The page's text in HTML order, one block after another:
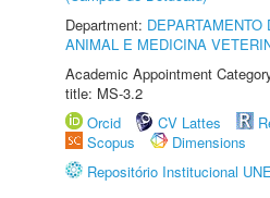
Department: DEPARTAMENTO
ANIMAL E MEDICINA
Academic Appointment
title: MS-3.2
Orcid
CV Lattes
Scopus
Dimensions
Repositório Institucional